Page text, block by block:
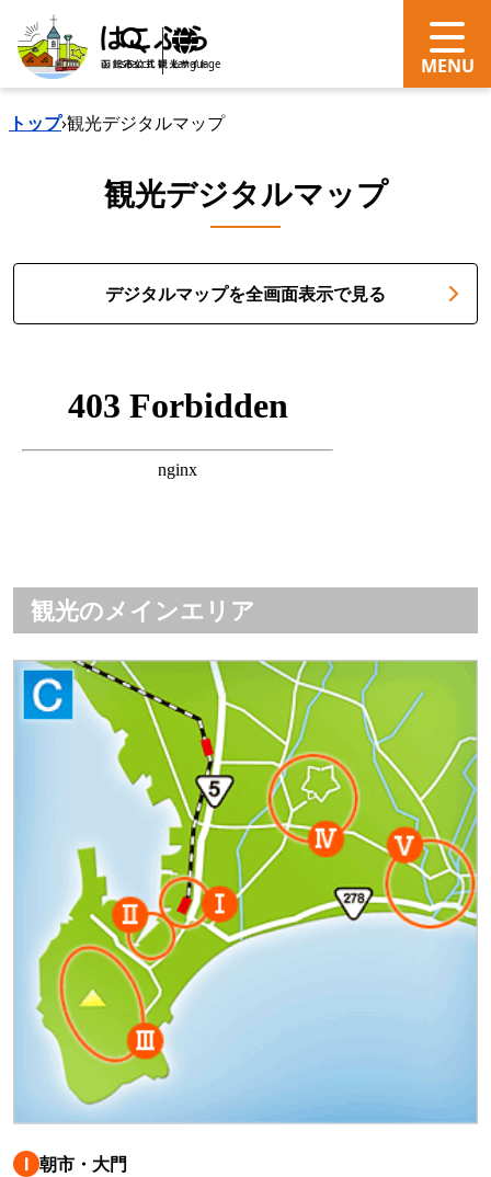
search Language
トップ›観光デジタルマップ
観光デジタルマップ
デジタルマップを全画面表示で見る
観光のメインエリア
Ⅰ 朝市・大門